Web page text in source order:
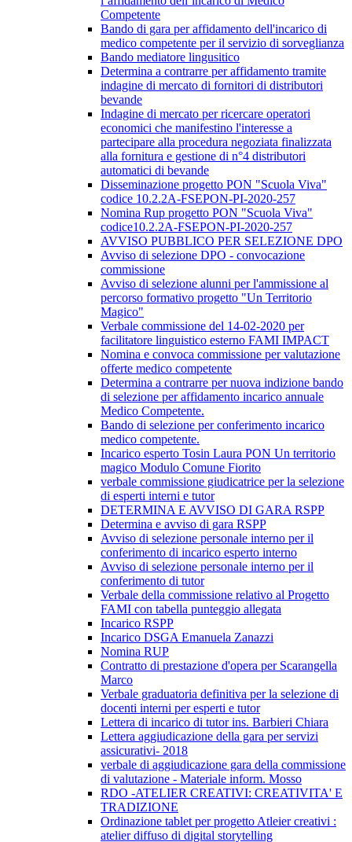
Competente
Bando di gara per affidamento dell'incarico di
medico competente per il servizio di sorveglianza
Bando mediatore lingusitico
Determina a contrarre per affidamento tramite
indagine di mercato di fornitori di distributori
bevande
Indagine di mercato per ricercare operatori
economici che manifestino l'interesse a
partecipare alla procedura negoziata finalizzata
alla fornitura e gestione di n°4 distributori
automatici di bevande
Disseminazione progetto PON "Scuola Viva"
codice 10.2.2A-FSEPON-PI-2020-257
Nomina Rup progetto PON "Scuola Viva"
codice10.2.2A-FSEPON-PI-2020-257
AVVISO PUBBLICO PER SELEZIONE DPO
Avviso di selezione DPO - convocazione
commissione
Avviso di selezione alunni per l'ammissione al
percorso formativo progetto "Un Territorio
Magico"
Verbale commissione del 14-02-2020 per
facilitatore linguistico esterno FAMI IMPACT
Nomina e convoca commissione per valutazione
offerte medico competente
Determina a contrarre per nuova indizione bando
di selezione per affidamento incarico annuale
Medico Competente.
Bando di selezione per conferimento incarico
medico competente.
Incarico esperto Tosin Laura PON Un territorio
magico Modulo Comune Fiorito
verbale commissione giudicatrice per la selezione
di esperti interni e tutor
DETERMINA E AVVISO DI GARA RSPP
Determina e avviso di gara RSPP
Avviso di selezione personale interno per il
conferimento di incarico esperto interno
Avviso di selezione personale interno per il
conferimento di tutor
Verbale della commissione relativo al Progetto
FAMI con tabella punteggio allegata
Incarico RSPP
Incarico DSGA Emanuela Zanazzi
Nomina RUP
Contratto di prestazione d'opera per Scarangella
Marco
Verbale graduatoria definitiva per la selezione di
docenti interni per esperti e tutor
Lettera di incarico di tutor ins. Barbieri Chiara
Lettera aggiudicazione della gara per servizi
assicurativi- 2018
verbale di aggiudicazione gara della commissione
di valutazione - Materiale inform. Mosso
RDO -ATELIER CREATIVI: CREATIVITA' E
TRADIZIONE
Ordinazione tablet per progetto Atleier creativi :
atelier diffuso di digital storytelling